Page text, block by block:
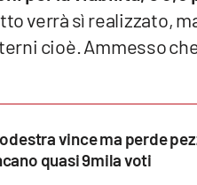
verrà sì realizzato,
cioè. Ammesso
vince ma perde
quasi 9mila voti